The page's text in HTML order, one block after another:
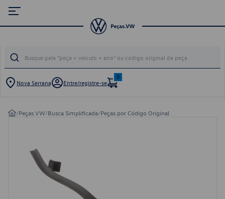
Nova Serrana Entre/registre-se
0
/Peças VW/Busca Simplificada/Peças por Código Original